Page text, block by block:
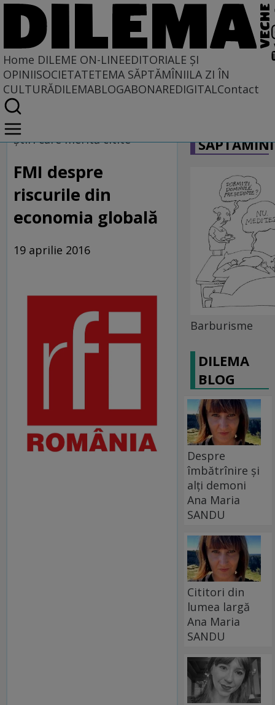
Home DILEME ON-LINEEDITORIALE ȘI
OPINIISOCIETATETEMA SĂPTĂMÎNIILA ZI ÎN
CULTURĂDILEMABLOGABONAREDIGITALContact
Home
Dileme on-line
Ştiri care merită citite
FMI despre
riscurile din
economia globală
19 aprilie 2016
Barburisme
DILEMA
BLOG
Despre
îmbătrînire și
alți demoni
Ana Maria
SANDU
Cititori din
lumea largă
Ana Maria
SANDU